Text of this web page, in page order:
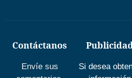
Contáctanos
Envíe sus
Si desea